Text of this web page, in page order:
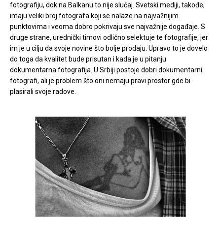
fotografiju, dok na Balkanu to nije slučaj. Svetski mediji, takođe,
imaju veliki broj fotografa koji se nalaze na najvažnijim
punktovima i veoma dobro pokrivaju sve najvažnije događaje. S
druge strane, urednički timovi odlično selektuje te fotografije, jer
im je u cilju da svoje novine što bolje prodaju. Upravo to je dovelo
do toga da kvalitet bude prisutan i kada je u pitanju
dokumentarna fotografija. U Srbiji postoje dobri dokumentarni
fotografi, ali je problem što oni nemaju pravi prostor gde bi
plasirali svoje radove.